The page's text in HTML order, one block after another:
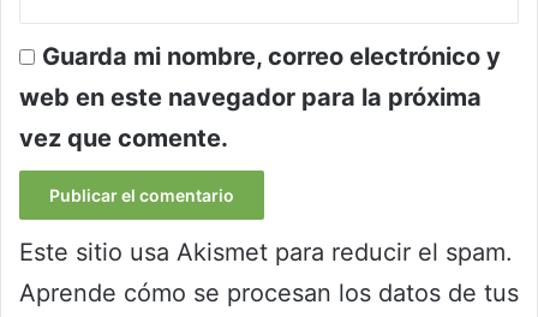
Guarda mi nombre, correo electrónico y
web en este navegador para la próxima
vez que comente.
Este sitio usa Akismet para reducir el spam.
Aprende cómo se procesan los datos de tus